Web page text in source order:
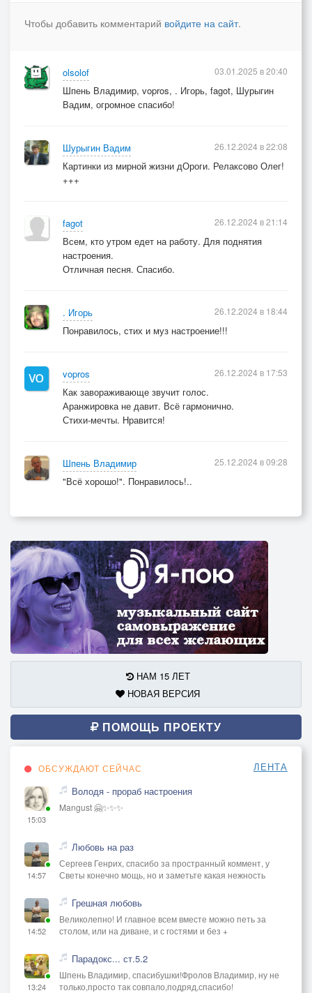
Чтобы добавить комментарий войдите на сайт.
olsolof
Шпень Владимир, vopros, . Игорь, fagot, Шурыгин
Вадим, огромное спасибо!
03.01.2025 в 20:40
Шурыгин Вадим
Картинки из мирной жизни дОроги. Релаксово Олег!
+++
26.12.2024 в 22:08
fagot
Всем, кто утром едет на работу. Для поднятия
настроения.
Отличная песня. Спасибо.
26.12.2024 в 21:14
. Игорь
Понравилось, стих и муз настроение!!!
26.12.2024 в 18:44
vopros
Как завораживающе звучит голос.
Аранжировка не давит. Всё гармонично.
Стихи-мечты. Нравится!
26.12.2024 в 17:53
Шпень Владимир
"Всё хорошо!". Понравилось!..
25.12.2024 в 09:28
НАМ 15 ЛЕТ
НОВАЯ ВЕРСИЯ
ПОМОЩЬ ПРОЕКТУ
ОБСУЖДАЮТ СЕЙЧАС ЛЕНТА
15:03
Володя - прораб настроения
Mangust 🤗✨✨✨
14:57
Любовь на раз
Сергеев Генрих, спасибо за пространный коммент, у
Светы конечно мощь, но и заметьте какая нежность
14:52
Грешная любовь
Великолепно! И главное всем вместе можно петь за
столом, или на диване, и с гостями и без +
13:24
Парадокс... ст.5.2
Шпень Владимир, спасибушки!Фролов Владимир, ну не
только,просто так совпало,подряд,спасибо!